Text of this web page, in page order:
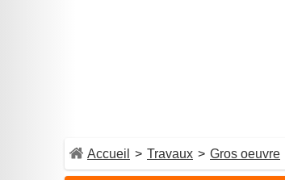
Accueil > Travaux > Gros oeuvre